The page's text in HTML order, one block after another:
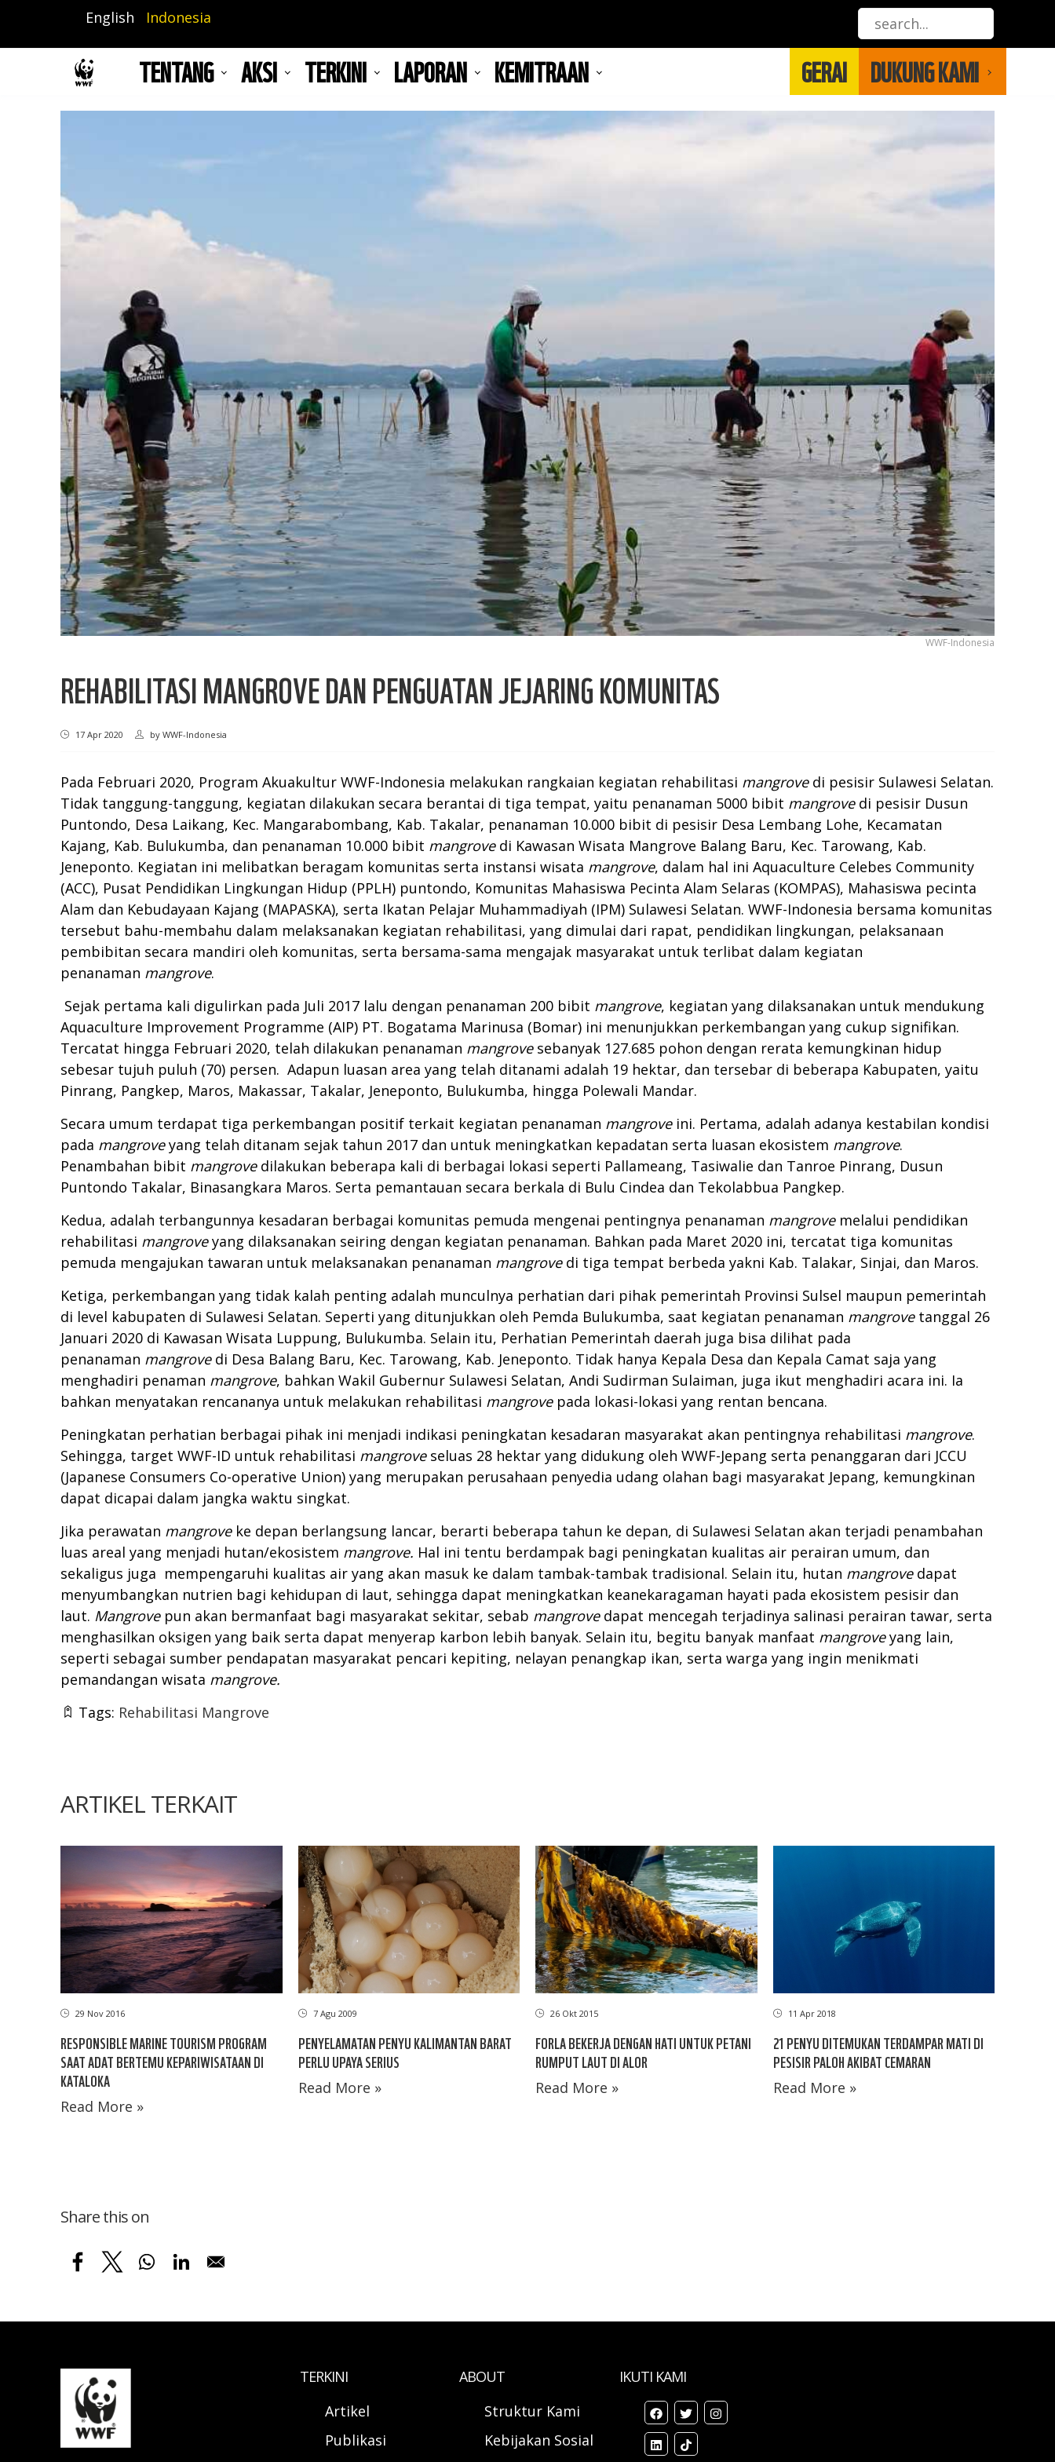
isi
English Indonesia
TENTANG AKSI TERKINI LAPORAN KEMITRAAN GERAI DUKUNG KAMI
WWF-Indonesia
REHABILITASI MANGROVE DAN PENGUATAN JEJARING KOMUNITAS
17 Apr 2020 by WWF-Indonesia
Pada Februari 2020, Program Akuakultur WWF-Indonesia melakukan rangkaian kegiatan rehabilitasi mangrove di pesisir Sulawesi Selatan.
Tidak tanggung-tanggung, kegiatan dilakukan secara berantai di tiga tempat, yaitu penanaman 5000 bibit mangrovedi pesisir Dusun
Puntondo, Desa Laikang, Kec. Mangarabombang, Kab. Takalar, penanaman 10.000 bibit di pesisir Desa Lembang Lohe, Kecamatan
Kajang, Kab. Bulukumba, dan penanaman 10.000 bibit mangrovedi Kawasan Wisata Mangrove Balang Baru, Kec. Tarowang, Kab.
Jeneponto. Kegiatan ini melibatkan beragam komunitas serta instansi wisata mangrove, dalam hal ini Aquaculture Celebes Community
(ACC), Pusat Pendidikan Lingkungan Hidup (PPLH) puntondo, Komunitas Mahasiswa Pecinta Alam Selaras (KOMPAS), Mahasiswa pecinta
Alam dan Kebudayaan Kajang (MAPASKA), serta Ikatan Pelajar Muhammadiyah (IPM) Sulawesi Selatan. WWF-Indonesia bersama komunitas
tersebut bahu-membahu dalam melaksanakan kegiatan rehabilitasi, yang dimulai dari rapat, pendidikan lingkungan, pelaksanaan
pembibitan secara mandiri oleh komunitas, serta bersama-sama mengajak masyarakat untuk terlibat dalam kegiatan
penanaman mangrove.
Sejak pertama kali digulirkan pada Juli 2017 lalu dengan penanaman 200 bibit mangrove, kegiatan yang dilaksanakan untuk mendukung
Aquaculture Improvement Programme (AIP) PT. Bogatama Marinusa (Bomar) ini menunjukkan perkembangan yang cukup signifikan.
Tercatat hingga Februari 2020, telah dilakukan penanaman mangrovesebanyak 127.685 pohon dengan rerata kemungkinan hidup
sebesar tujuh puluh (70) persen. Adapun luasan area yang telah ditanami adalah 19 hektar, dan tersebar di beberapa Kabupaten, yaitu
Pinrang, Pangkep, Maros, Makassar, Takalar, Jeneponto, Bulukumba, hingga Polewali Mandar.
Secara umum terdapat tiga perkembangan positif terkait kegiatan penanaman mangroveini. Pertama, adalah adanya kestabilan kondisi
pada mangroveyang telah ditanam sejak tahun 2017 dan untuk meningkatkan kepadatan serta luasan ekosistem mangrove.
Penambahan bibit mangrovedilakukan beberapa kali di berbagai lokasi seperti Pallameang, Tasiwalie dan Tanroe Pinrang, Dusun
Puntondo Takalar, Binasangkara Maros. Serta pemantauan secara berkala di Bulu Cindea dan Tekolabbua Pangkep.
Kedua, adalah terbangunnya kesadaran berbagai komunitas pemuda mengenai pentingnya penanaman mangrovemelalui pendidikan
rehabilitasi mangroveyang dilaksanakan seiring dengan kegiatan penanaman. Bahkan pada Maret 2020 ini, tercatat tiga komunitas
pemuda mengajukan tawaran untuk melaksanakan penanaman mangrovedi tiga tempat berbeda yakni Kab. Talakar, Sinjai, dan Maros.
Ketiga, perkembangan yang tidak kalah penting adalah munculnya perhatian dari pihak pemerintah Provinsi Sulsel maupun pemerintah
di level kabupaten di Sulawesi Selatan. Seperti yang ditunjukkan oleh Pemda Bulukumba, saat kegiatan penanaman mangrovetanggal 26
Januari 2020 di Kawasan Wisata Luppung, Bulukumba. Selain itu, Perhatian Pemerintah daerah juga bisa dilihat pada
penanaman mangrove di Desa Balang Baru, Kec. Tarowang, Kab. Jeneponto. Tidak hanya Kepala Desa dan Kepala Camat saja yang
menghadiri penaman mangrove, bahkan Wakil Gubernur Sulawesi Selatan, Andi Sudirman Sulaiman, juga ikut menghadiri acara ini. Ia
bahkan menyatakan rencananya untuk melakukan rehabilitasi mangrovepada lokasi-lokasi yang rentan bencana.
Peningkatan perhatian berbagai pihak ini menjadi indikasi peningkatan kesadaran masyarakat akan pentingnya rehabilitasi mangrove.
Sehingga, target WWF-ID untuk rehabilitasi mangroveseluas 28 hektar yang didukung oleh WWF-Jepang serta penanggaran dari JCCU
(Japanese Consumers Co-operative Union) yang merupakan perusahaan penyedia udang olahan bagi masyarakat Jepang, kemungkinan
dapat dicapai dalam jangka waktu singkat.
Jika perawatan mangroveke depan berlangsung lancar, berarti beberapa tahun ke depan, di Sulawesi Selatan akan terjadi penambahan
luas areal yang menjadi hutan/ekosistem mangrove. Hal ini tentu berdampak bagi peningkatan kualitas air perairan umum, dan
sekaligus juga mempengaruhi kualitas air yang akan masuk ke dalam tambak-tambak tradisional. Selain itu, hutan mangrove dapat
menyumbangkan nutrien bagi kehidupan di laut, sehingga dapat meningkatkan keanekaragaman hayati pada ekosistem pesisir dan
laut. Mangrovepun akan bermanfaat bagi masyarakat sekitar, sebab mangrovedapat mencegah terjadinya salinasi perairan tawar, serta
menghasilkan oksigen yang baik serta dapat menyerap karbon lebih banyak. Selain itu, begitu banyak manfaat mangroveyang lain,
seperti sebagai sumber pendapatan masyarakat pencari kepiting, nelayan penangkap ikan, serta warga yang ingin menikmati
pemandangan wisata mangrove.
Tags: Rehabilitasi Mangrove
ARTIKEL TERKAIT
29 Nov 2016
RESPONSIBLE MARINE TOURISM PROGRAM
SAAT ADAT BERTEMU KEPARIWISATAAN DI
KATALOKA
Read More »
7 Agu 2009
PENYELAMATAN PENYU KALIMANTAN BARAT
PERLU UPAYA SERIUS
Read More »
26 Okt 2015
FORLA BEKERJA DENGAN HATI UNTUK PETANI
RUMPUT LAUT DI ALOR
Read More »
11 Apr 2018
21 PENYU DITEMUKAN TERDAMPAR MATI DI
PESISIR PALOH AKIBAT CEMARAN
Read More »
Share this on
TERKINI
Artikel
Publikasi
ABOUT
Struktur Kami
Kebijakan Sosial
IKUTI KAMI